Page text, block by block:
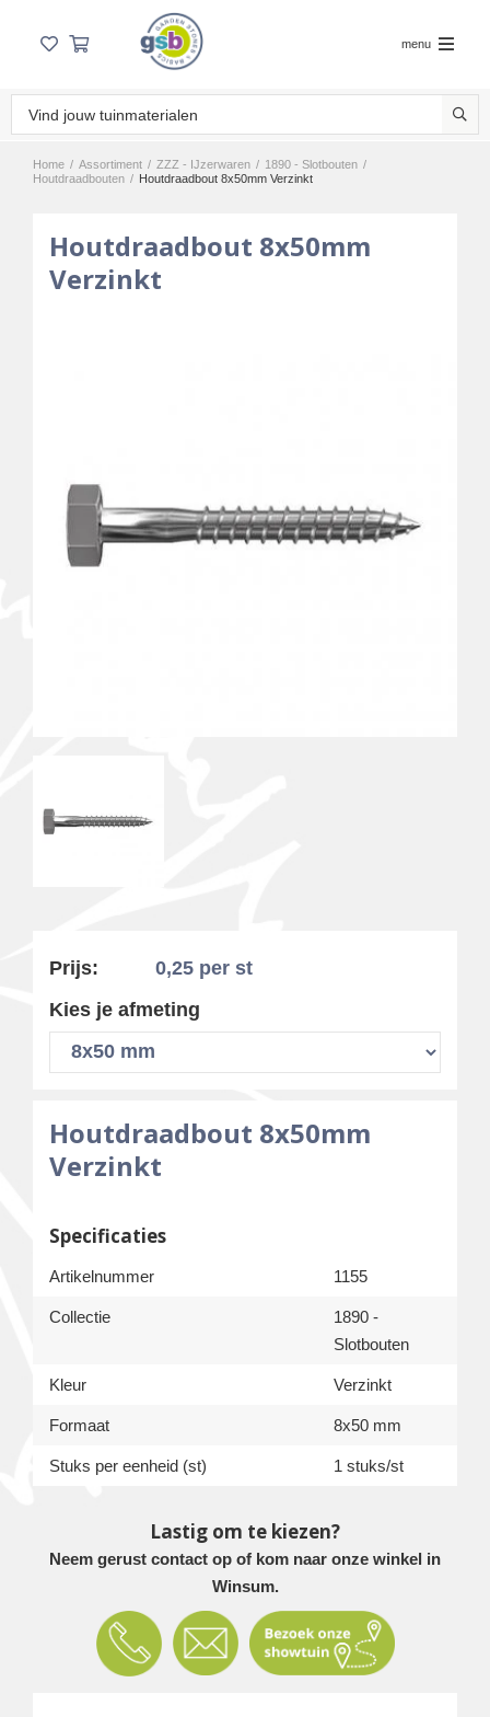
menu
Home / Assortiment / ZZZ - IJzerwaren / 1890 - Slotbouten /
Houtdraadbouten / Houtdraadbout 8x50mm Verzinkt
Houtdraadbout 8x50mm
Verzinkt
Prijs: 0,25 per st
Kies je afmeting
Houtdraadbout 8x50mm
Verzinkt
Specificaties
Artikelnummer 1155
Collectie
1890 -
Slotbouten
Kleur Verzinkt
Formaat 8x50 mm
Stuks per eenheid (st) 1 stuks/st
Lastig om te kiezen?
Neem gerust contact op of kom naar onze winkel in
Winsum.